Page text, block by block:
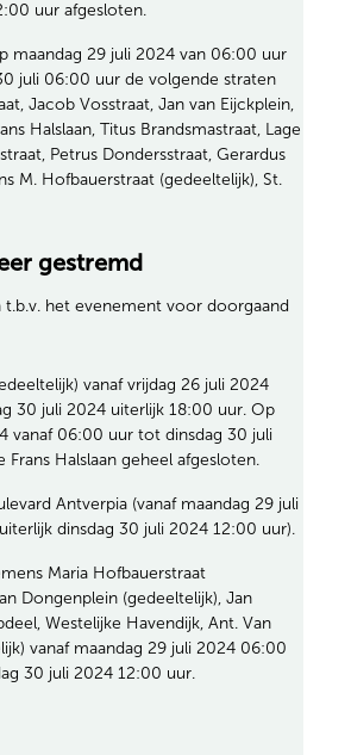
uur afgesloten.
maandag 29 juli 2024 van 06:00 uur
juli 06:00 uur de volgende straten
Jacob Vosstraat, Jan van Eijckplein,
Halslaan, Titus Brandsmastraat, Lage
Petrus Dondersstraat, Gerardus
M. Hofbauerstraat (gedeeltelijk), St.
gestremd
t.b.v. het evenement voor doorgaand
vanaf vrijdag 26 juli 2024
30 juli 2024 uiterlijk 18:00 uur. Op
vanaf 06:00 uur tot dinsdag 30 juli
Halslaan geheel afgesloten.
Antverpia (vanaf maandag 29 juli
dinsdag 30 juli 2024 12:00 uur).
Maria Hofbauerstraat
Dongenplein (gedeeltelijk), Jan
Westelijke Havendijk, Ant. Van
vanaf maandag 29 juli 2024 06:00
30 juli 2024 12:00 uur.